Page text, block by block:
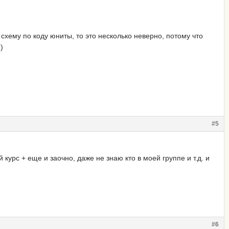
по коду юниты, то это несколько неверно, потому что
#5
+ еще и заочно, даже не знаю кто в моей группе и т.д. и
#6